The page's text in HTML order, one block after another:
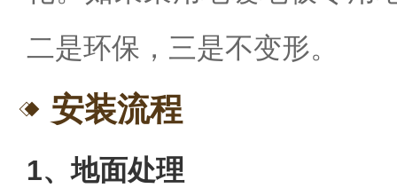
二是环保，三是不变形。
安装流程
1、地面处理